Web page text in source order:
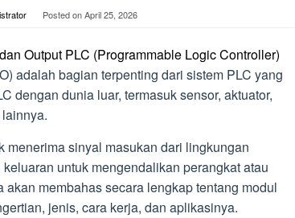
Posted onApril 25, 2026
Output PLC (Programmable Logic Controller)
adalah bagian terpenting dari sistem PLC yang
dengan dunia luar, termasuk sensor, aktuator,
menerima sinyal masukan dari lingkungan
untuk mengendalikan perangkat atau
membahas secara lengkap tentang modul
jenis, cara kerja, dan aplikasinya.